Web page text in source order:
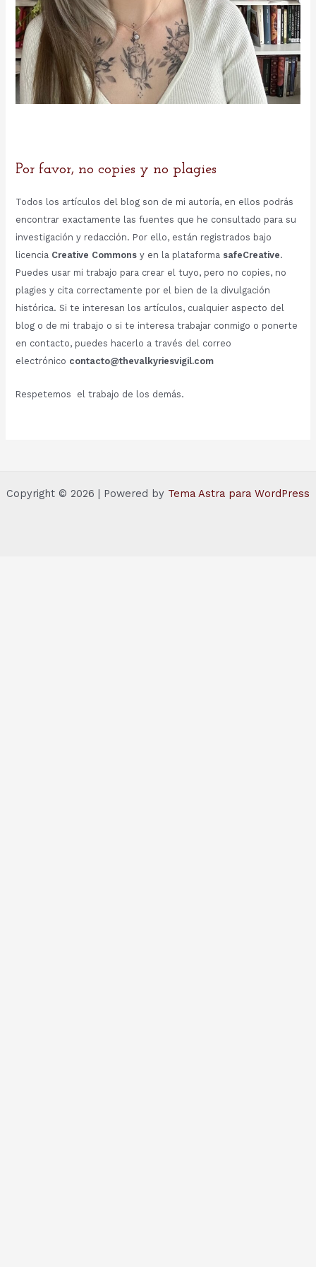
Por favor, no copies y no plagies
Todos los artículos del blog son de mi autoría, en ellos podrás
encontrar exactamente las fuentes que he consultado para su
investigación y redacción. Por ello, están registrados bajo
licencia Creative Commonsy en la plataforma safeCreative.
Puedes usar mi trabajo para crear el tuyo, pero no copies, no
plagies y cita correctamente por el bien de la divulgación
histórica. Si te interesan los artículos, cualquier aspecto del
blog o de mi trabajo o si te interesa trabajar conmigo o ponerte
en contacto, puedes hacerlo a través del correo
electrónico contacto@thevalkyriesvigil.com
Respetemos el trabajo de los demás.
Copyright © 2026 | Powered by Tema Astra para WordPress